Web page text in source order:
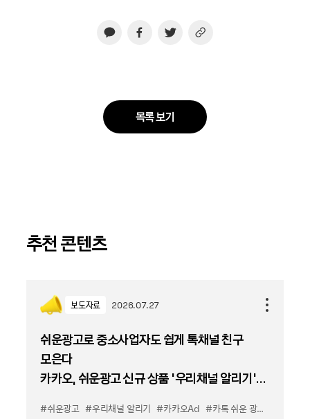
목록 보기
추천 콘텐츠
보도자료 2026.07.27
쉬운광고로 중소사업자도 쉽게 톡채널 친구
모은다
카카오, 쉬운광고 신규 상품 '우리채널 알리기'
#쉬운광고 #우리채널 알리기 #카카오Ad #카톡 쉬운 광고